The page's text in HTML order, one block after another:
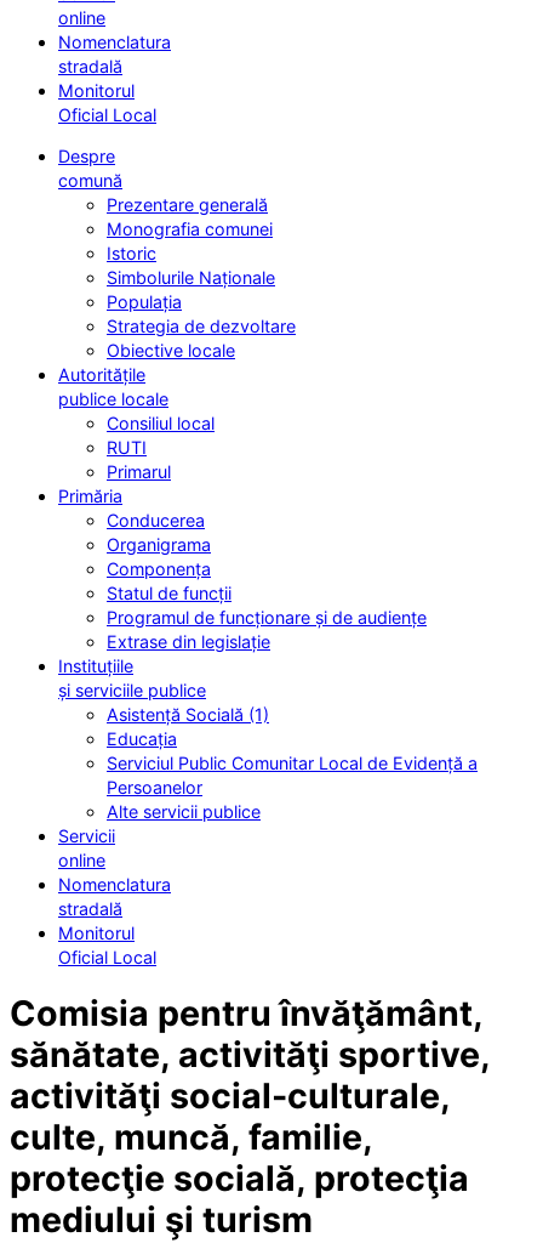
online
Nomenclatura
stradală
Monitorul
Oficial Local
Despre
comună
Prezentare generală
Monografia comunei
Istoric
Simbolurile Naționale
Populația
Strategia de dezvoltare
Obiective locale
Autoritățile
publice locale
Consiliul local
RUTI
Primarul
Primăria
Conducerea
Organigrama
Componența
Statul de funcții
Programul de funcționare și de audiențe
Extrase din legislație
Instituțiile
și serviciile publice
Asistență Socială (1)
Educația
Serviciul Public Comunitar Local de Evidență a
Persoanelor
Alte servicii publice
Servicii
online
Nomenclatura
stradală
Monitorul
Oficial Local
Comisia pentru învăţământ,
sănătate, activităţi sportive,
activităţi social-culturale,
culte, muncă, familie,
protecţie socială, protecţia
mediului şi turism